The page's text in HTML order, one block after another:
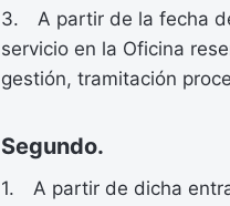
3. A partir de la fecha
servicio en la Oficina
gestión, tramitación
Segundo.
1. A partir de dicha